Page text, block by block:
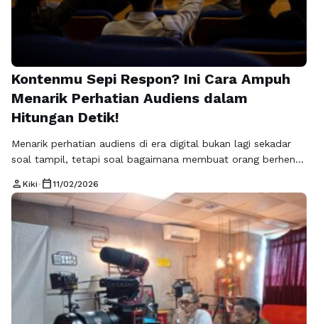
Kontenmu Sepi Respon? Ini Cara Ampuh
Menarik Perhatian Audiens dalam
Hitungan Detik!
Menarik perhatian audiens di era digital bukan lagi sekadar
soal tampil, tetapi soal bagaimana membuat orang berhenti
disampaikan. Banyak bisnis merasa sudah aktif memproduksi
konten, namun hasilnya belum maksimal karena pesan
mereka tenggelam di tengah lautan informasi.
Rajaframe.com menyoroti bahwa kunci utama keberhasilan
pemasaran modern adalah kemampuan menciptakan konten
Baca Selengkapnya
person Kiki• calendar_today11/02/2026